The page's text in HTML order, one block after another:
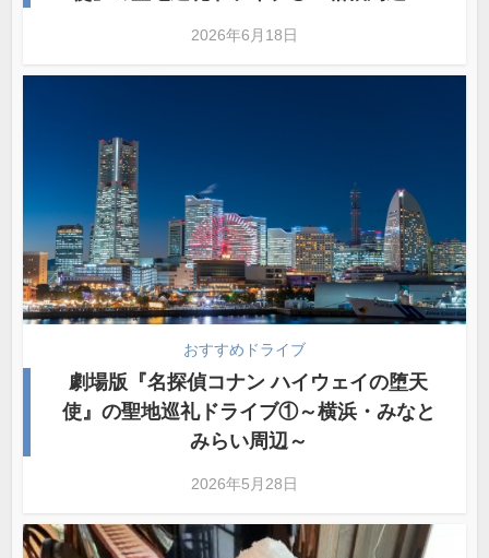
2026年6月18日
おすすめドライブ
劇場版『名探偵コナン ハイウェイの堕天
使』の聖地巡礼ドライブ①～横浜・みなと
みらい周辺～
2026年5月28日